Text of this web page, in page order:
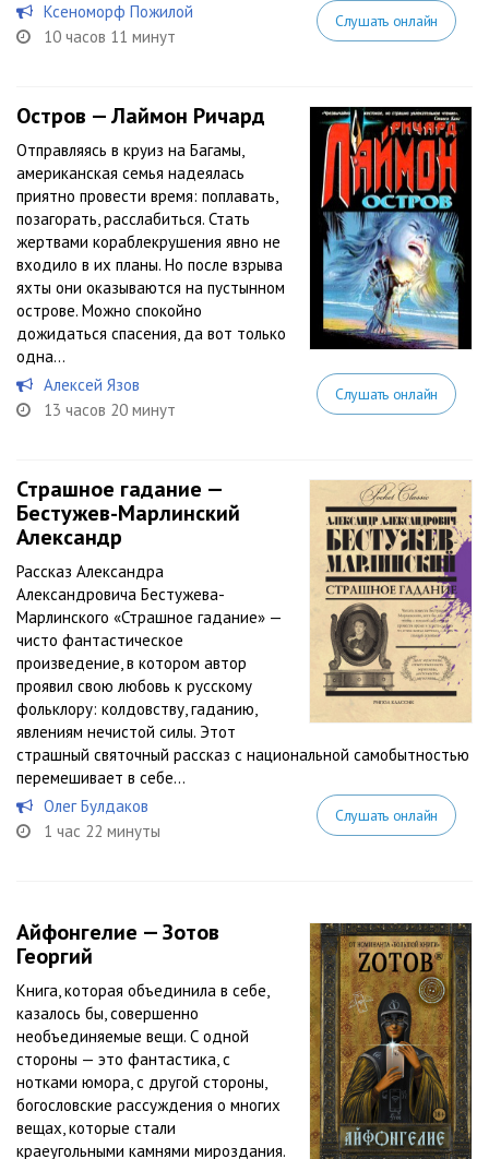
Ксеноморф Пожилой
10 часов 11 минут
Слушать онлайн
Остров — Лаймон Ричард
Отправляясь в круиз на Багамы,
американская семья надеялась
приятно провести время: поплавать,
позагорать, расслабиться. Стать
жертвами кораблекрушения явно не
входило в их планы. Но после взрыва
яхты они оказываются на пустынном
острове. Можно спокойно
дожидаться спасения, да вот только
одна...
Алексей Язов
13 часов 20 минут
Слушать онлайн
Страшное гадание —
Бестужев-Марлинский
Александр
Рассказ Александра
Александровича Бестужева-
Марлинского «Страшное гадание» —
чисто фантастическое
произведение, в котором автор
проявил свою любовь к русскому
фольклору: колдовству, гаданию,
явлениям нечистой силы. Этот
страшный святочный рассказ с национальной самобытностью
перемешивает в себе...
Олег Булдаков
1 час 22 минуты
Слушать онлайн
Айфонгелие — Зотов
Георгий
Книга, которая объединила в себе,
казалось бы, совершенно
необъединяемые вещи. С одной
стороны — это фантастика, с
нотками юмора, с другой стороны,
богословские рассуждения о многих
вещах, которые стали
краеугольными камнями мироздания.